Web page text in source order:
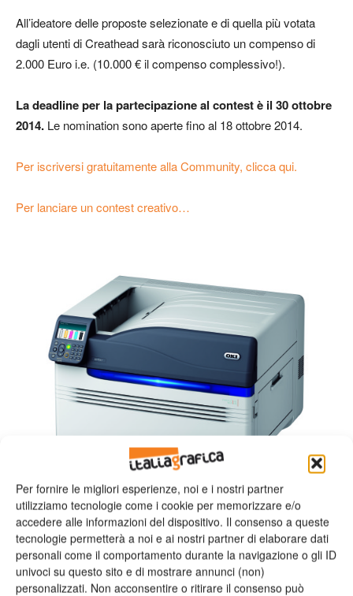
Per fornire le migliori esperienze, noi e i nostri partner
utilizziamo tecnologie come i cookie per memorizzare e/o
accedere alle informazioni del dispositivo. Il consenso a queste
tecnologie permetterà a noi e ai nostri partner di elaborare dati
personali come il comportamento durante la navigazione o gli ID
univoci su questo sito e di mostrare annunci (non)
personalizzati. Non acconsentire o ritirare il consenso può
All’ideatore delle proposte selezionate e di quella più votata
dagli utenti di Creathead sarà riconosciuto un compenso di
2.000 Euro i.e. (10.000 € il compenso complessivo!).
La deadline per la partecipazione al contest è il 30 ottobre
2014. Le nomination sono aperte fino al 18 ottobre 2014.
Per iscriversi gratuitamente alla Community, clicca qui.
Per lanciare un contest creativo…
Il fulcro dello stand OKI sarà ES9541, la stampante LED digitale A3 a colori che
dispone, come quinto colore, del toner bianco o trasparente.